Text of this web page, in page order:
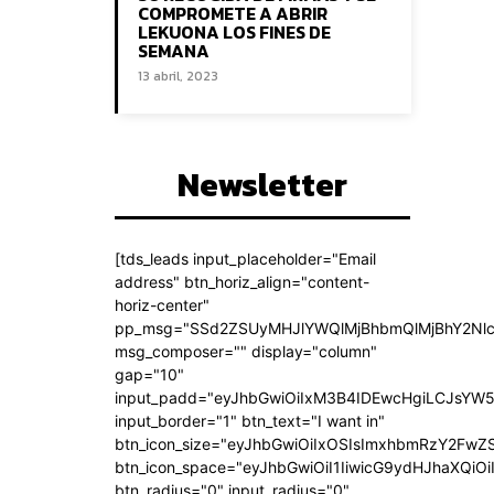
COMPROMETE A ABRIR
LEKUONA LOS FINES DE
SEMANA
13 abril, 2023
Newsletter
[tds_leads input_placeholder="Email
address" btn_horiz_align="content-
horiz-center"
msg_composer="" display="column"
gap="10"
input_border="1" btn_text="I want in"
btn_radius="0" input_radius="0"